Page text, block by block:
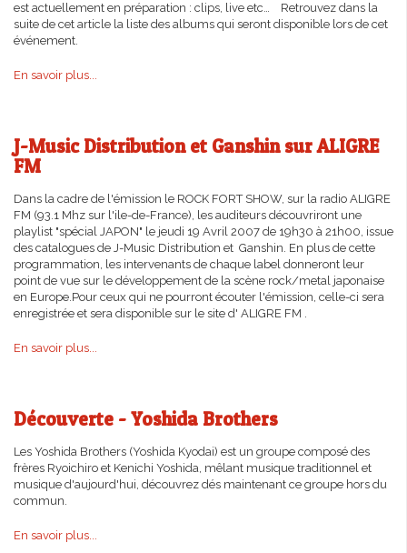
est actuellement en préparation : clips, live etc… Retrouvez dans la
suite de cet article la liste des albums qui seront disponible lors de cet
événement.
En savoir plus...
J-Music Distribution et Ganshin sur ALIGRE
FM
Dans la cadre de l'émission le ROCK FORT SHOW, sur la radio ALIGRE
FM (93.1 Mhz sur l'ile-de-France), les auditeurs découvriront une
playlist "spécial JAPON" le jeudi 19 Avril 2007 de 19h30 à 21h00, issue
des catalogues de J-Music Distribution et Ganshin. En plus de cette
programmation, les intervenants de chaque label donneront leur
point de vue sur le développement de la scène rock/metal japonaise
en Europe.Pour ceux qui ne pourront écouter l'émission, celle-ci sera
enregistrée et sera disponible sur le site d' ALIGRE FM .
En savoir plus...
Découverte - Yoshida Brothers
Les Yoshida Brothers (Yoshida Kyodai) est un groupe composé des
frères Ryoichiro et Kenichi Yoshida, mêlant musique traditionnel et
musique d'aujourd'hui, découvrez dés maintenant ce groupe hors du
commun.
En savoir plus...